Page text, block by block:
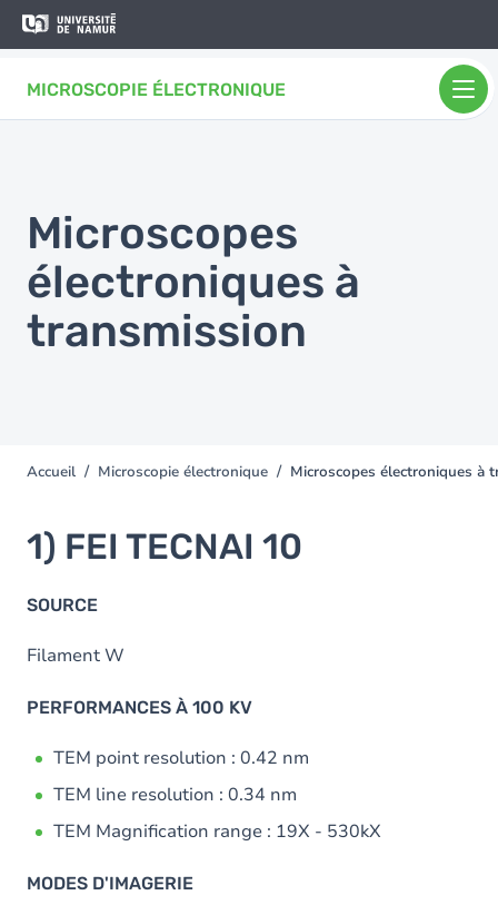
Aller au contenu principal
MICROSCOPIE ÉLECTRONIQUE
Aller
principal
Microscopes
électroniques à
transmission
You
here
Accueil Microscopie électronique Microscopes électroniques à
1) FEI TECNAI 10
SOURCE
Filament W
PERFORMANCES À 100 KV
TEM point resolution : 0.42 nm
TEM line resolution : 0.34 nm
TEM Magnification range : 19X - 530kX
MODES D'IMAGERIE